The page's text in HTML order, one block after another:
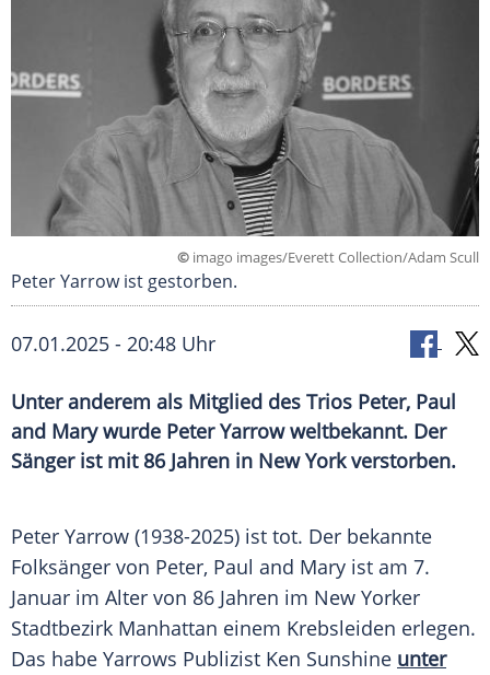
© imago images/Everett Collection/Adam Scull
Peter Yarrow ist gestorben.
07.01.2025 - 20:48 Uhr
Unter anderem als Mitglied des Trios Peter, Paul
and Mary wurde Peter Yarrow weltbekannt. Der
Sänger ist mit 86 Jahren in New York verstorben.
Peter Yarrow (1938-2025) ist tot. Der bekannte
Folksänger von Peter, Paul and Mary ist am 7.
Januar im Alter von 86 Jahren im New Yorker
Stadtbezirk Manhattan einem Krebsleiden erlegen.
Das habe Yarrows Publizist Ken Sunshine unter